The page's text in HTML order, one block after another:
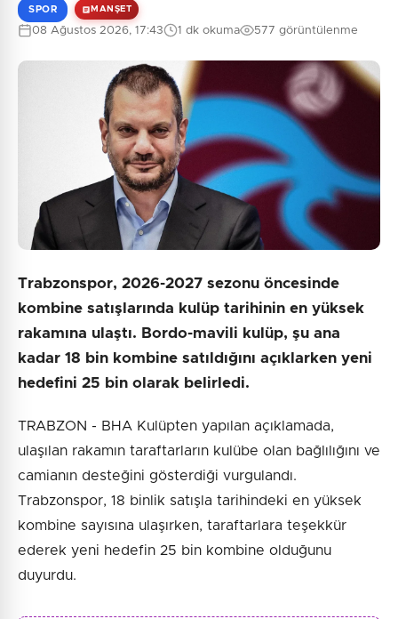
Güvenlik Sorusu:
6 + 8 = ?
Gönder
SPOR MANŞET
08 Ağustos 2026, 17:43 1 dk okuma 577 görüntülenme
Trabzonspor, 2026-2027 sezonu öncesinde
kombine satışlarında kulüp tarihinin en yüksek
rakamına ulaştı. Bordo-mavili kulüp, şu ana
kadar 18 bin kombine satıldığını açıklarken yeni
hedefini 25 bin olarak belirledi.
TRABZON - BHA Kulüpten yapılan açıklamada,
ulaşılan rakamın taraftarların kulübe olan bağlılığını ve
camianın desteğini gösterdiği vurgulandı.
Trabzonspor, 18 binlik satışla tarihindeki en yüksek
kombine sayısına ulaşırken, taraftarlara teşekkür
ederek yeni hedefin 25 bin kombine olduğunu
duyurdu.